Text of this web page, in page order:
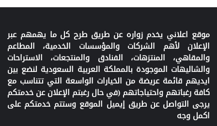
موقع اعلاني يخدم زواره عن طريق طرح كل ما يهمهم عبر
الإعلان لأهم الشركات والمؤسسات الخدمية، المطاعم
والمقاهي، المنتزهات، الفنادق والمنتجعات، الاستراحات
والشاليهات الموجودة بالمملكة العربية السعودية لنضع بين
ايديهم قائمة عريضة من الخيارات الواسعة التي تتناسب مع
كافة رغباتهم واحتياجاتهم (في حال رغبتم الإعلان عن خدمتكم
يرجى التواصل عن طريق إيميل الموقع وستتم خدمتكم على
اكمل وجه